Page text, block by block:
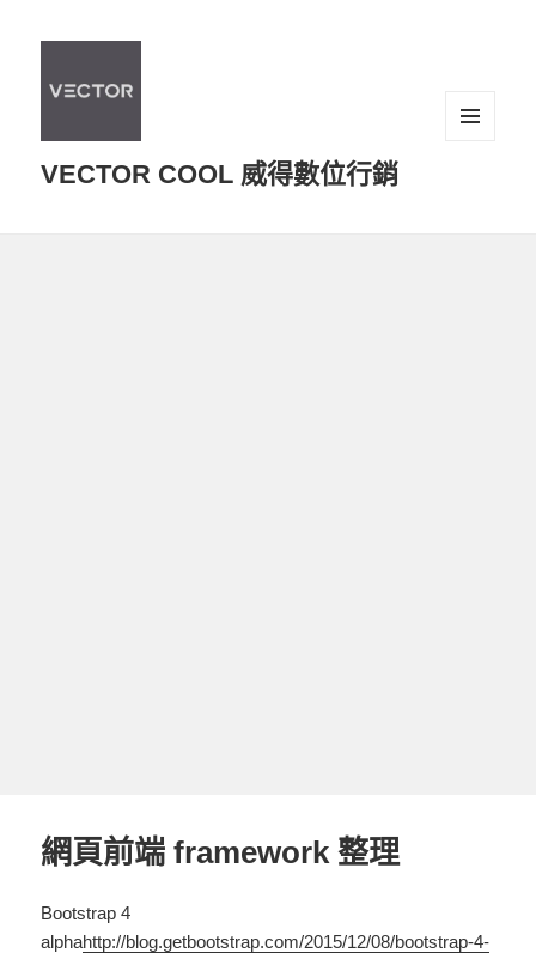
VECTOR COOL 威得數位行銷
網頁前端 framework 整理
Bootstrap 4
alphahttp://blog.getbootstrap.com/2015/12/08/bootstrap-4-